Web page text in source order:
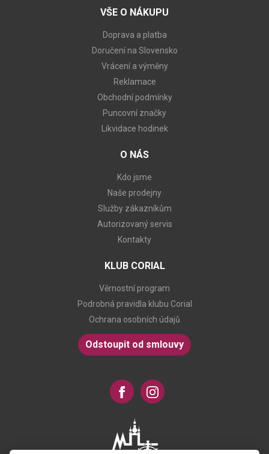
VŠE O NÁKUPU
Doprava a platba
Doručení na Slovensko
Vrácení a výměny
Reklamace
Obchodní podmínky
Puncovní značky
Likvidace hodinek
O NÁS
Kdo jsme
Naše prodejny
Služby zákazníkům
Autorizovaný servis
Kontakty
KLUB CORIAL
Věrnostní program
Podrobná pravidla klubu Corial
Ochrana osobních údajů
Odstoupit od smlouvy